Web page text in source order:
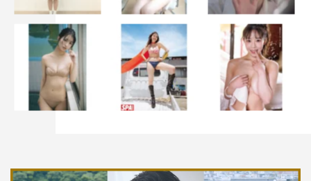
©KADOKAWA ©URESHINO YUMI PHOTO／MAKINO
SHOTA